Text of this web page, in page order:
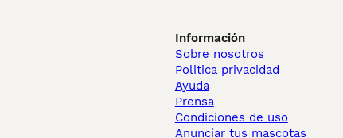
Información
Sobre nosotros
Politica privacidad
Ayuda
Prensa
Condiciones de uso
Anunciar tus mascotas